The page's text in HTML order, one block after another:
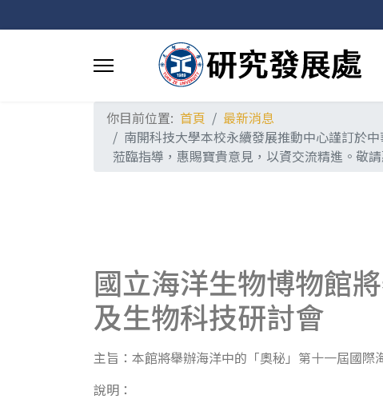
你目前位置: 首頁
最新消息
南開科技大學本校永續發展推動中心謹訂於
蒞臨指導，惠賜寶貴意見，以資交流精進。敬
國立海洋生物博物館
及生物科技研討會
主旨：本館將舉辦海洋中的「奧秘」第十一屆國
說明：